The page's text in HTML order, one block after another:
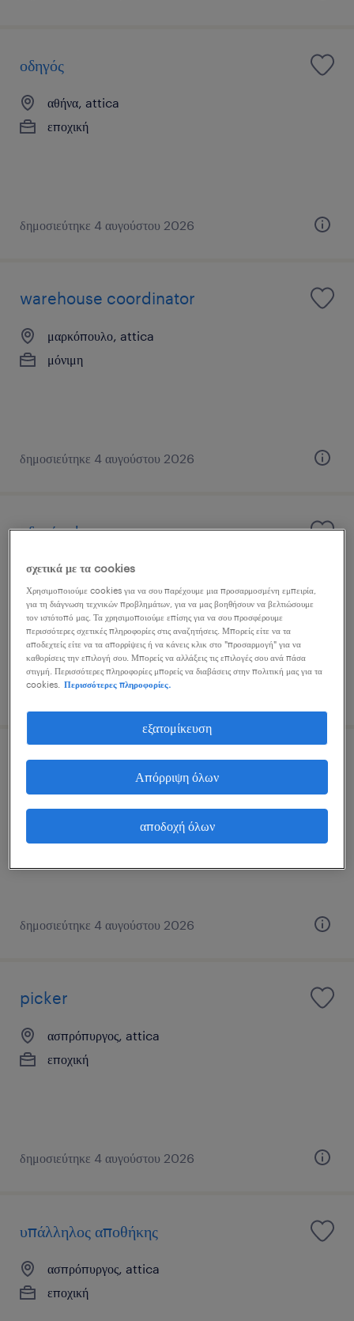
οδηγός
αθήνα, attica
εποχική
δημοσιεύτηκε 4 αυγούστου 2026
warehouse coordinator
μαρκόπουλο, attica
μόνιμη
δημοσιεύτηκε 4 αυγούστου 2026
οδηγός γ'
νέα χαλκηδόνα, attica
μόνιμη
δημοσιεύτηκε 4 αυγούστου 2026
υπεύθυνος παραλαβών
δημοσιεύτηκε 4 αυγούστου 2026
picker
ασπρόπυργος, attica
εποχική
δημοσιεύτηκε 4 αυγούστου 2026
υπάλληλος αποθήκης
ασπρόπυργος, attica
εποχική
σχετικά με τα cookies
Χρησιμοποιούμε cookies για να σου παρέχουμε μια προσαρμοσμένη εμπειρία,
για τη διάγνωση τεχνικών προβλημάτων, για να μας βοηθήσουν να βελτιώσουμε
τον ιστότοπό μας. Τα χρησιμοποιούμε επίσης για να σου προσφέρουμε
περισσότερες σχετικές πληροφορίες στις αναζητήσεις. Μπορείς είτε να τα
αποδεχτείς είτε να τα απορρίψεις ή να κάνεις κλικ στο "προσαρμογή" για να
καθορίσεις την επιλογή σου. Μπορείς να αλλάξεις τις επιλογές σου ανά πάσα
στιγμή. Περισσότερες πληροφορίες μπορείς να διαβάσεις στην πολιτική μας για τα
cookies.
Περισσότερες πληροφορίες.
εξατομίκευση
Απόρριψη όλων
αποδοχή όλων